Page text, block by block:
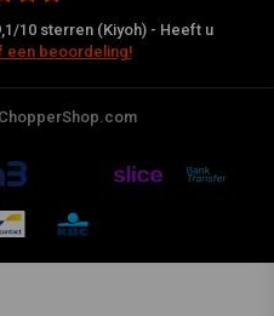
10 sterren (Kiyoh) - Heeft u
een beoordeling!